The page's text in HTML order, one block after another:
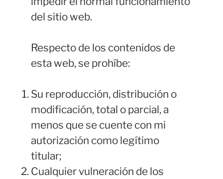
del sitio web.
Respecto de los contenidos de
esta web, se prohíbe:
Su reproducción, distribución o
modificación, total o parcial, a
menos que se cuente con mi
autorización como legítimo
titular;
Cualquier vulneración de los